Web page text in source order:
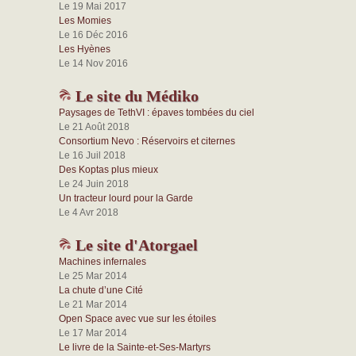
Le 19 Mai 2017
Les Momies
Le 16 Déc 2016
Les Hyènes
Le 14 Nov 2016
Le site du Médiko
Paysages de TethVI : épaves tombées du ciel
Le 21 Août 2018
Consortium Nevo : Réservoirs et citernes
Le 16 Juil 2018
Des Koptas plus mieux
Le 24 Juin 2018
Un tracteur lourd pour la Garde
Le 4 Avr 2018
Le site d'Atorgael
Machines infernales
Le 25 Mar 2014
La chute d’une Cité
Le 21 Mar 2014
Open Space avec vue sur les étoiles
Le 17 Mar 2014
Le livre de la Sainte-et-Ses-Martyrs